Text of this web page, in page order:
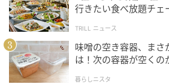
michill
ただ、1ページを埋め尽くすよう
シートだけではちょっと物足りな
もっと貼りたくなってしまうので
行きたい食べ放題チェ
TRILL ニュース
味噌の空き容器、まさ
は！次の容器が空く
暮らしニスタ